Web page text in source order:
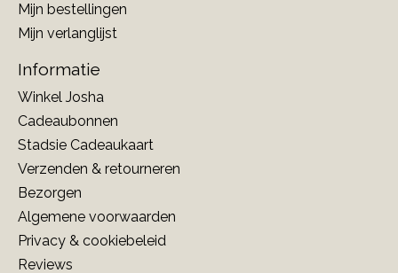
Mijn bestellingen
Mijn verlanglijst
Informatie
Winkel Josha
Cadeaubonnen
Stadsie Cadeaukaart
Verzenden & retourneren
Bezorgen
Algemene voorwaarden
Privacy & cookiebeleid
Reviews